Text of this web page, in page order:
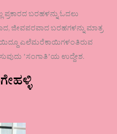
ಬರಹಳನ್ನು ಓದಲು
ಜೀವಪರವಾದ ಬರಹಗಳನ್ನು ಮಾತ್ರ
ಎಲೆಮರೆಕಾಯಿಗಳಂತಿರುವ
ʼಸಂಗಾತಿʼಯ ಉದ್ದೇಶ.